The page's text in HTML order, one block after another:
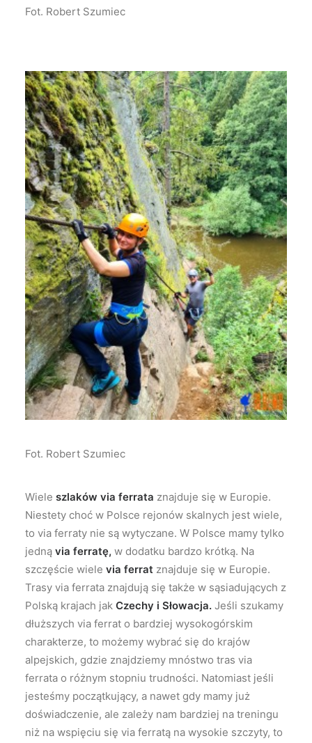
Fot. Robert Szumiec
Fot. Robert Szumiec
Wiele szlaków via ferrata znajduje się w Europie.
Niestety choć w Polsce rejonów skalnych jest wiele,
to via ferraty nie są wytyczane. W Polsce mamy tylko
jedną via ferratę, w dodatku bardzo krótką. Na
szczęście wiele via ferrat znajduje się w Europie.
Trasy via ferrata znajdują się także w sąsiadujących z
Polską krajach jak Czechy i Słowacja. Jeśli szukamy
dłuższych via ferrat o bardziej wysokogórskim
charakterze, to możemy wybrać się do krajów
alpejskich, gdzie znajdziemy mnóstwo tras via
ferrata o różnym stopniu trudności. Natomiast jeśli
jesteśmy początkujący, a nawet gdy mamy już
doświadczenie, ale zależy nam bardziej na treningu
niż na wspięciu się via ferratą na wysokie szczyty, to